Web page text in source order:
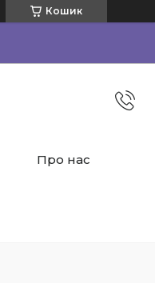
Кошик
Про нас